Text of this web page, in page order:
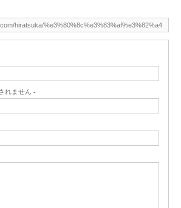
れません -